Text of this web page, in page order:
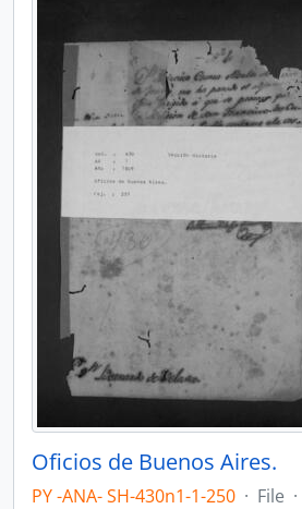
Oficios de Buenos Aires.
PY -ANA- SH-430n1-1-250 · File ·